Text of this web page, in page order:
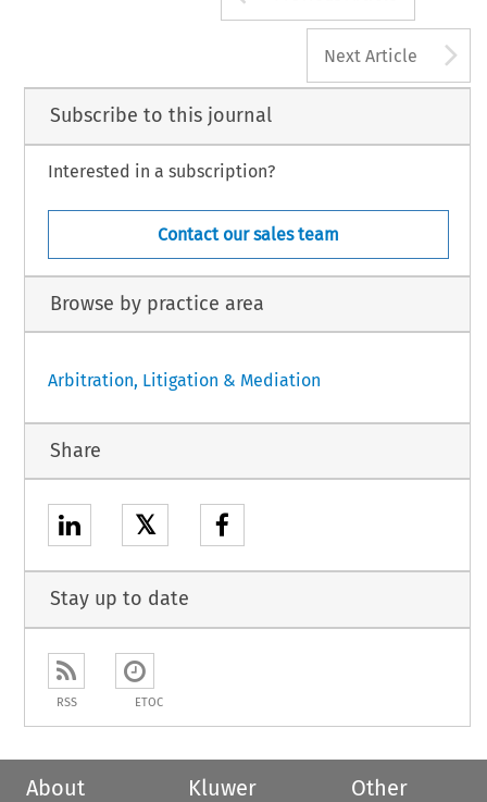
Next Article
Subscribe to this journal
Interested in a subscription?
Contact our sales team
Browse by practice area
Arbitration, Litigation & Mediation
Share
𝕏
Stay up to date
RSS ETOC
About
Kluwer
Other